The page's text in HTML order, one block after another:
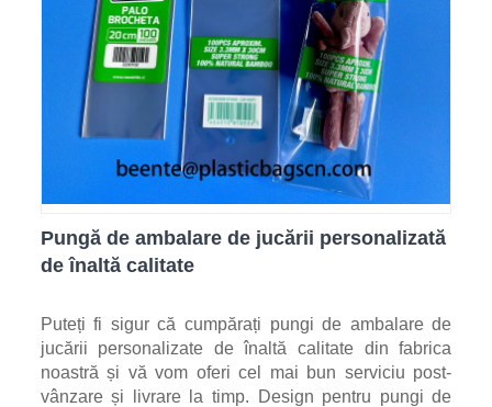
Pungă de ambalare de jucării personalizată
de înaltă calitate
Puteți fi sigur că cumpărați pungi de ambalare de
jucării personalizate de înaltă calitate din fabrica
noastră și vă vom oferi cel mai bun serviciu post-
vânzare și livrare la timp. Design pentru pungi de